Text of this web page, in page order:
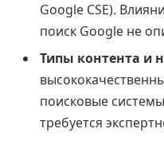
Google CSE).
поиск Google не
Типы контента и
поисковые
требуется